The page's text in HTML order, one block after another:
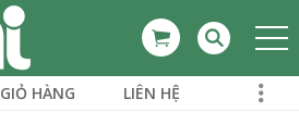
GIỎ HÀNG LIÊN HỆ